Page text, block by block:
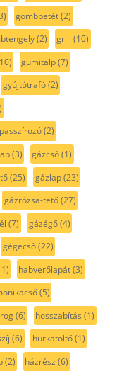
gombbetét(2)
(2) grill (10)
gumitalp(7)
gyújtótrafó(2)
(2)
(3) gázcső(1)
(25) gázlap(23)
gázrózsa-tető(27)
(7) gázégő(4)
gégecső(22)
habverőlapát(3)
(5)
(6) hosszabítás (1)
(6) hurkatöltő(1)
(2) házrész (6)